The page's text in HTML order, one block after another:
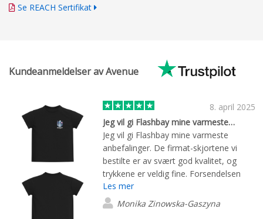
Se REACH Sertifikat
Kundeanmeldelser av Avenue
8. april 2025
Jeg vil gi Flashbay mine varmeste…
Jeg vil gi Flashbay mine varmeste
anbefalinger. De firmat-skjortene vi
bestilte er av svært god kvalitet, og
trykkene er veldig fine. Forsendelsen
kom ekspress, og kundeservicen er på
absolutt toppnivå – vi ble informert
gjennom hele prosessen, fra bestilling
Les mer
Monika Zinowska-Gaszyna